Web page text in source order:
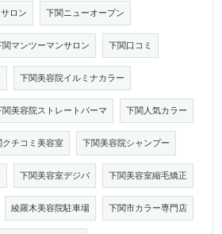
ロン 下関ニューオープン
関マンツーマンサロン 下関口コミ
下関美容院イルミナカラー
関美容院ストレートパーマ 下関人気カラー
クチコミ美容室 下関美容院シャンプー
下関美容室デジパ 下関美容室縮毛矯正
綾羅木美容院駐車場 下関市カラー専門店